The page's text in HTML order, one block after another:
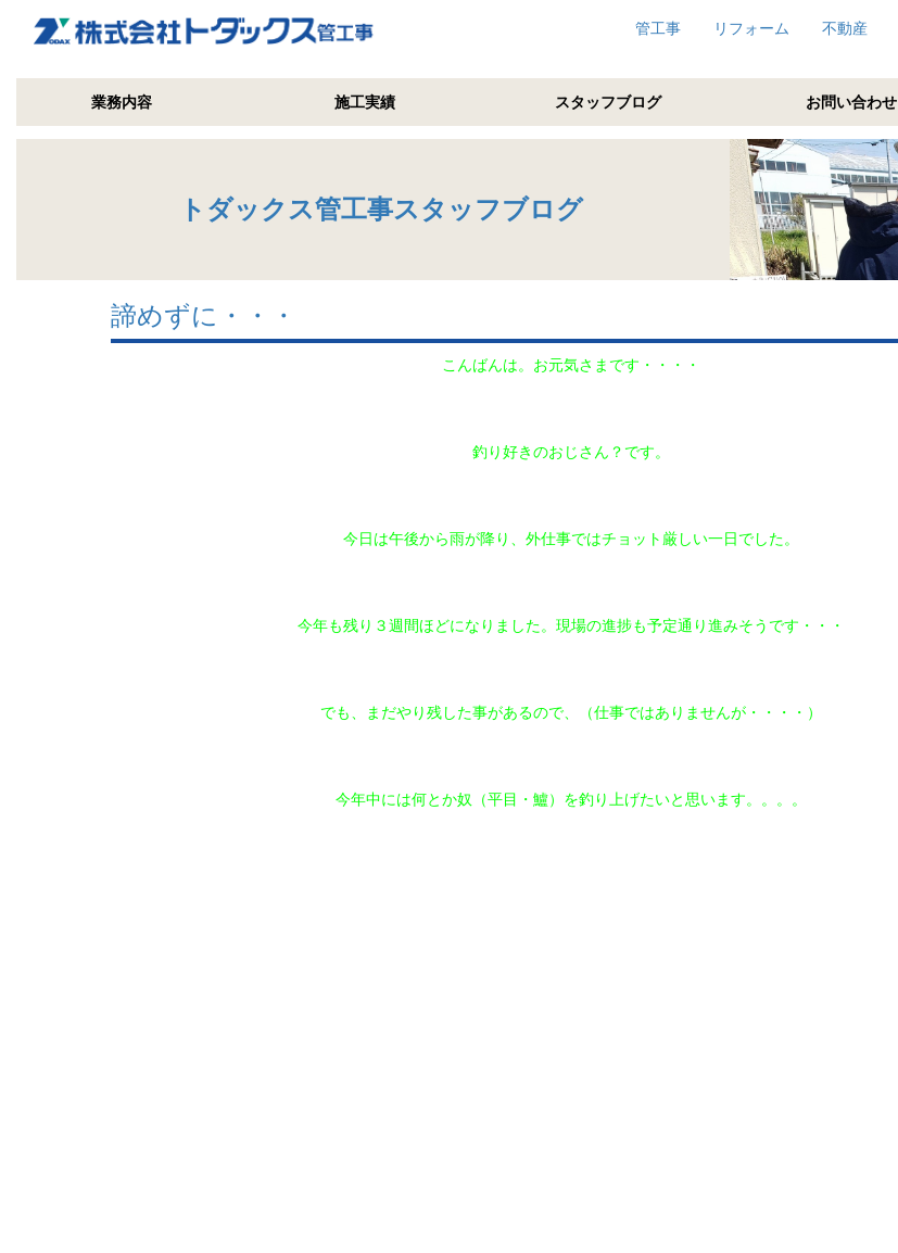
管工事 リフォーム 不動産
業務内容 施工実績 スタッフブログ お問い合わせ
トダックス管工事スタッフブログ
諦めずに・・・
こんばんは。お元気さまです・・・・
釣り好きのおじさん？です。
今日は午後から雨が降り、外仕事ではチョット厳しい一日でした。
今年も残り３週間ほどになりました。現場の進捗も予定通り進みそうです・・・
でも、まだやり残した事があるので、（仕事ではありませんが・・・・）
今年中には何とか奴（平目・鱸）を釣り上げたいと思います。。。。